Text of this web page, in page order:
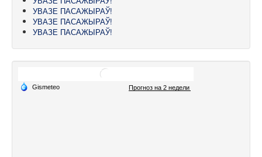
УВАЗЕ ПАСАЖЫРАЎ!
УВАЗЕ ПАСАЖЫРАЎ!
УВАЗЕ ПАСАЖЫРАЎ!